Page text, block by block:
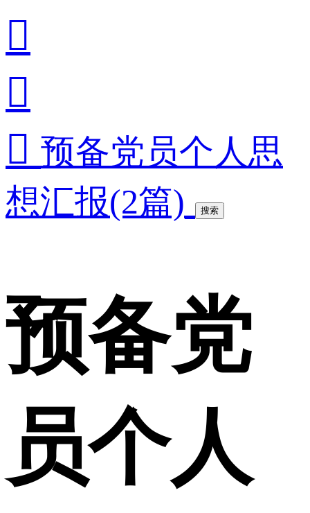


 预备党员个人思
想汇报(2篇)
搜索
预备党
员个人